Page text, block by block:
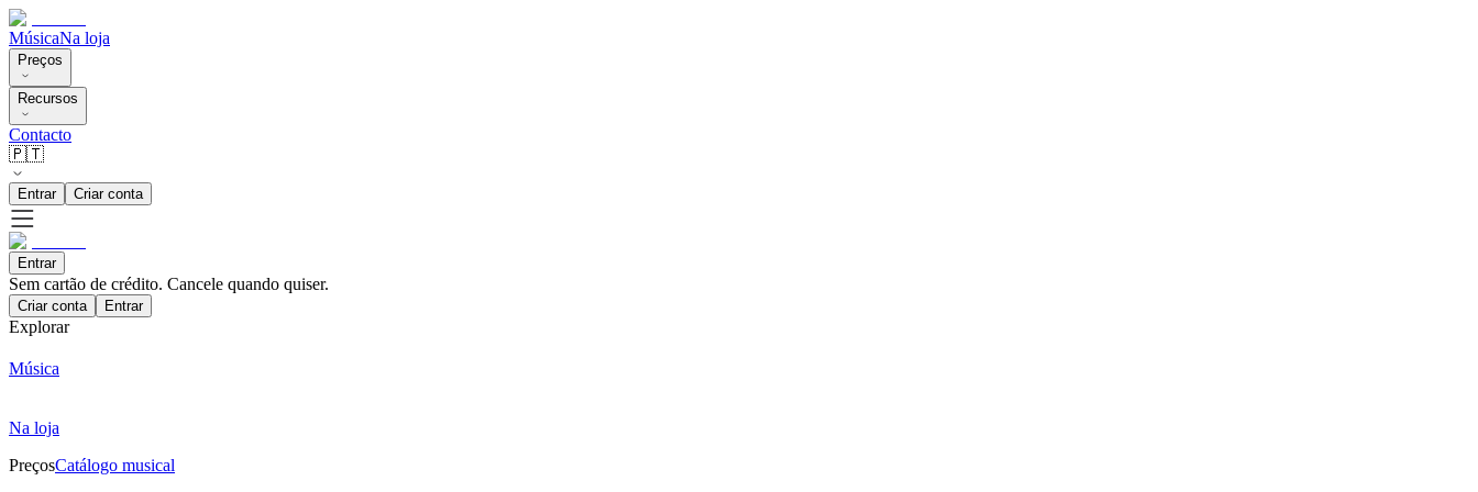
MúsicaNa loja
Preços
Recursos
Contacto
🇵🇹
Entrar Criar conta
Entrar
Sem cartão de crédito. Cancele quando quiser.
Criar conta Entrar
Explorar
Música
Na loja
PreçosCatálogo musical